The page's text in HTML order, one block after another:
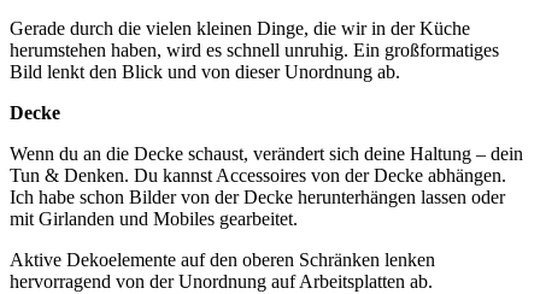
Gerade durch die vielen kleinen Dinge, die wir in der Küche
herumstehen haben, wird es schnell unruhig. Ein großformatiges
Bild lenkt den Blick und von dieser Unordnung ab.
Decke
Wenn du an die Decke schaust, verändert sich deine Haltung – dein
Tun & Denken. Du kannst Accessoires von der Decke abhängen.
Ich habe schon Bilder von der Decke herunterhängen lassen oder
mit Girlanden und Mobiles gearbeitet.
Aktive Dekoelemente auf den oberen Schränken lenken
hervorragend von der Unordnung auf Arbeitsplatten ab.